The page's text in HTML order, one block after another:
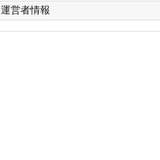
運営者情報